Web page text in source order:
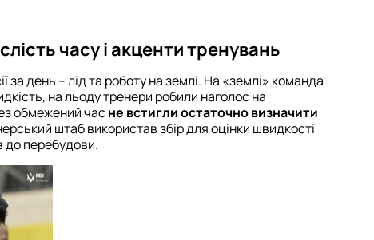
часу і акценти тренувань
за день – лід та роботу на землі. На «землі» команда
на льоду тренери робили наголос на
обмежений часне встигли остаточно визначити
штаб використав збір для оцінки швидкості
до перебудови.